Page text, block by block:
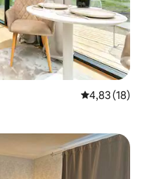
Gemiddelde
4,83 (18)